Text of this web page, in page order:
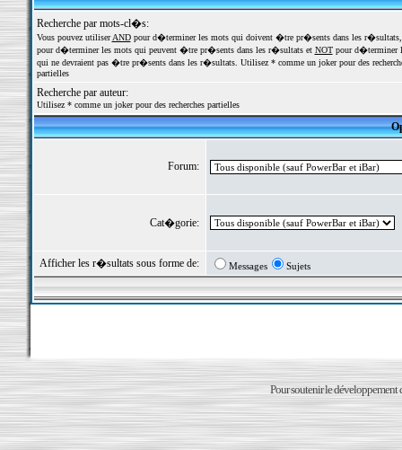
Recherche par mots-cl�s:
Vous pouvez utiliserANDpour d�terminer les mots qui doivent �tre pr�sents dans les
pour d�terminer les mots qui peuvent �tre pr�sents dans les r�sultats et NOTpour d�terminer
qui ne devraient pas �tre pr�sents dans les r�sultats. Utilisez * comme un joker pour des
partielles
Recherche par auteur:
Utilisez * comme un joker pour des recherches partielles
Forum:
Cat�gorie:
Afficher les r�sultats sous forme de: Messages Sujets
Pour soutenir le développement